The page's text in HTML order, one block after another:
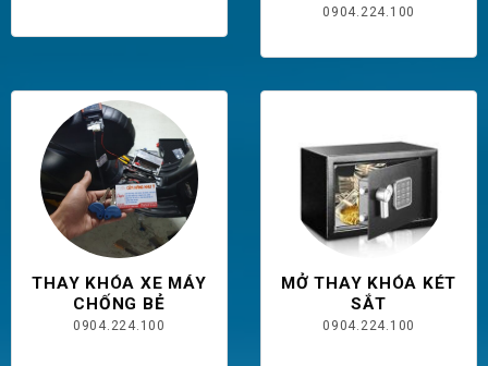
0904.224.100
THAY KHÓA XE MÁY
CHỐNG BẺ
0904.224.100
MỞ THAY KHÓA KÉT
SẮT
0904.224.100